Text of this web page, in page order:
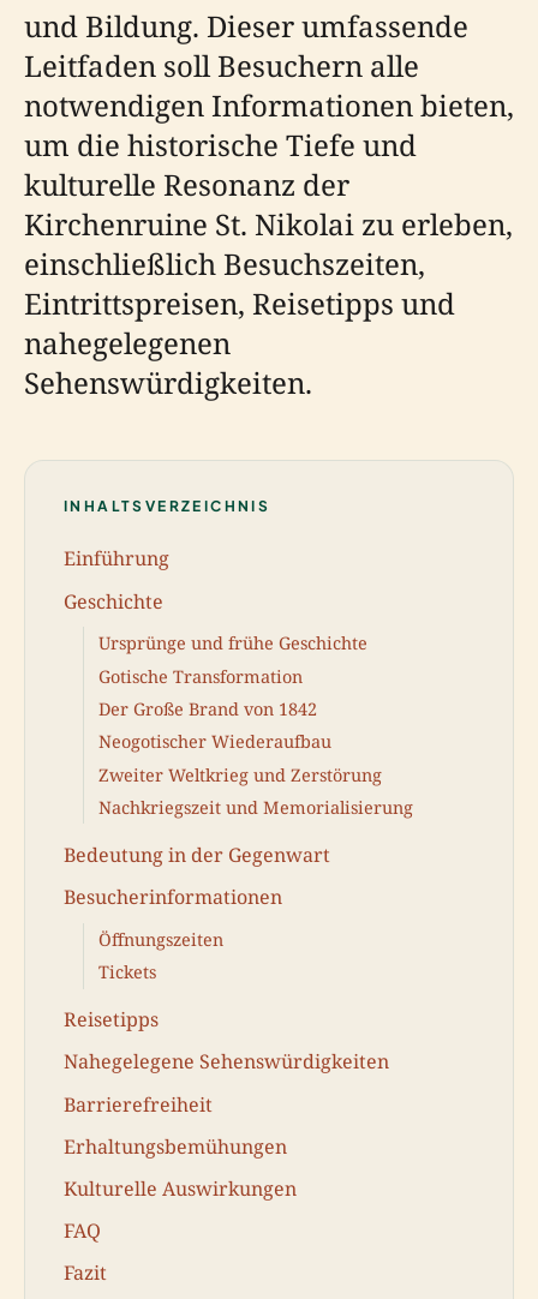
und Bildung. Dieser umfassende
Leitfaden soll Besuchern alle
notwendigen Informationen bieten,
um die historische Tiefe und
kulturelle Resonanz der
Kirchenruine St. Nikolai zu erleben,
einschließlich Besuchszeiten,
Eintrittspreisen, Reisetipps und
nahegelegenen
Sehenswürdigkeiten.
INHALTSVERZEICHNIS
Einführung
Geschichte
Ursprünge und frühe Geschichte
Gotische Transformation
Der Große Brand von 1842
Neogotischer Wiederaufbau
Zweiter Weltkrieg und Zerstörung
Nachkriegszeit und Memorialisierung
Bedeutung in der Gegenwart
Besucherinformationen
Öffnungszeiten
Tickets
Reisetipps
Nahegelegene Sehenswürdigkeiten
Barrierefreiheit
Erhaltungsbemühungen
Kulturelle Auswirkungen
FAQ
Fazit